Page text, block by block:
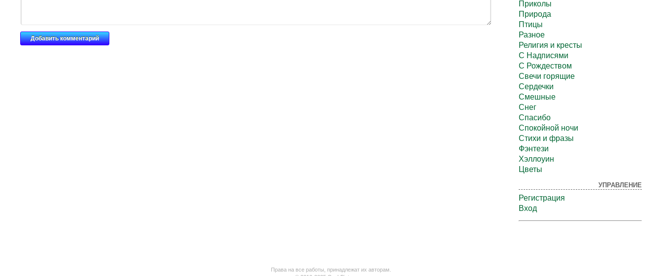
Приколы
Природа
Птицы
Разное
Религия и кресты
С Надписями
С Рождеством
Свечи горящие
Сердечки
Смешные
Снег
Спасибо
Спокойной ночи
Стихи и фразы
Фэнтези
Хэллоуин
Цветы
УПРАВЛЕНИЕ
Регистрация
Вход
Права на все работы, принадлежат их авторам.